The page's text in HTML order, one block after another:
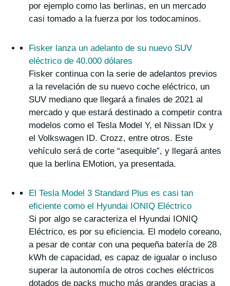
por ejemplo como las berlinas, en un mercado
casi tomado a la fuerza por los todocaminos.
Fisker lanza un adelanto de su nuevo SUV
eléctrico de 40.000 dólares
Fisker continua con la serie de adelantos previos
a la revelación de su nuevo coche eléctrico, un
SUV mediano que llegará a finales de 2021 al
mercado y que estará destinado a competir contra
modelos como el Tesla Model Y, el Nissan IDx y
el Volkswagen ID. Crozz, entre otros. Este
vehículo será de corte “asequible”, y llegará antes
que la berlina EMotion, ya presentada.
El Tesla Model 3 Standard Plus es casi tan
eficiente como el Hyundai IONIQ Eléctrico
Si por algo se caracteriza el Hyundai IONIQ
Eléctrico, es por su eficiencia. El modelo coreano,
a pesar de contar con una pequeña batería de 28
kWh de capacidad, es capaz de igualar o incluso
superar la autonomía de otros coches eléctricos
dotados de packs mucho más grandes gracias a